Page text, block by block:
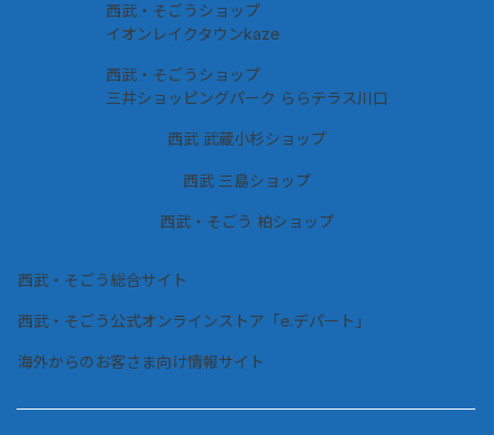
西武・そごう 柏ショップ
西武 武蔵小杉ショップ
西武 三島ショップ
西武・そごうショップ
三井ショッピングパーク ららテラス川口
西武・そごうショップ
イオンレイクタウンkaze
西武・そごう総合サイト
西武・そごう公式オンラインストア「e.デパート」
海外からのお客さま向け情報サイト